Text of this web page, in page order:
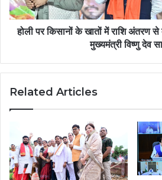
अंतरण
से
दोगुनी
साय…
होली पर किसानों के खातों में राशि अंतरण से
मुख्यमंत्री विष्णु देव
Related Articles